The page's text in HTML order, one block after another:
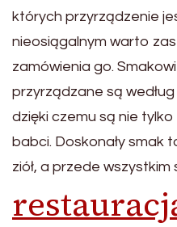
których przyrządzenie
nieosiągalnym warto
zamówienia go.
przyrządzane są
dzięki czemu są nie
babci. Doskonały smak
ziół, a przede wszystkim